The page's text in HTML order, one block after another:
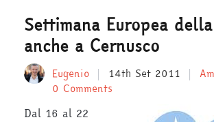
Settimana Europea
anche a Cernusco
Eugenio 14th Set 2011
0 Comments
Dal 16 al 22